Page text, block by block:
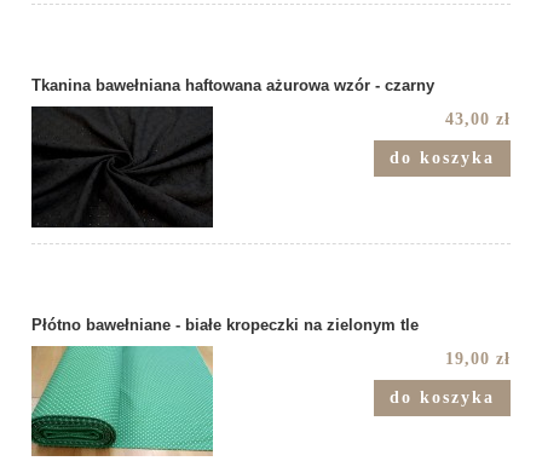
Tkanina bawełniana haftowana ażurowa wzór - czarny
43,00 zł
do koszyka
Płótno bawełniane - białe kropeczki na zielonym tle
19,00 zł
do koszyka